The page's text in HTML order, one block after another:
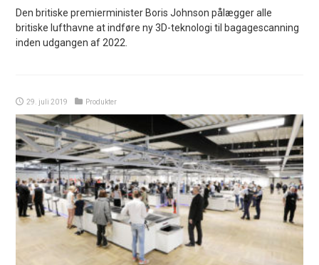
Den britiske premierminister Boris Johnson pålægger alle
britiske lufthavne at indføre ny 3D-teknologi til bagagescanning
inden udgangen af 2022.
29. juli 2019 Produkter